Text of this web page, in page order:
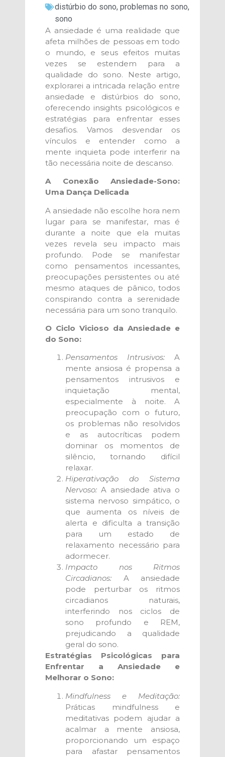
distúrbio do sono, problemas no sono,
sono
A ansiedade é uma realidade que
afeta milhões de pessoas em todo
o mundo, e seus efeitos muitas
vezes se estendem para a
qualidade do sono. Neste artigo,
explorarei a intricada relação entre
ansiedade e distúrbios do sono,
oferecendo insights psicológicos e
estratégias para enfrentar esses
desafios. Vamos desvendar os
vínculos e entender como a
mente inquieta pode interferir na
tão necessária noite de descanso.
A Conexão Ansiedade-Sono:
Uma Dança Delicada
A ansiedade não escolhe hora nem
lugar para se manifestar, mas é
durante a noite que ela muitas
vezes revela seu impacto mais
profundo. Pode se manifestar
como pensamentos incessantes,
preocupações persistentes ou até
mesmo ataques de pânico, todos
conspirando contra a serenidade
necessária para um sono tranquilo.
O Ciclo Vicioso da Ansiedade e
do Sono:
Pensamentos Intrusivos: A
mente ansiosa é propensa a
pensamentos intrusivos e
inquietação mental,
especialmente à noite. A
preocupação com o futuro,
os problemas não resolvidos
e as autocríticas podem
dominar os momentos de
silêncio, tornando difícil
relaxar.
Hiperativação do Sistema
Nervoso: A ansiedade ativa o
sistema nervoso simpático, o
que aumenta os níveis de
alerta e dificulta a transição
para um estado de
relaxamento necessário para
adormecer.
Impacto nos Ritmos
Circadianos: A ansiedade
pode perturbar os ritmos
circadianos naturais,
interferindo nos ciclos de
sono profundo e REM,
prejudicando a qualidade
geral do sono.
Estratégias Psicológicas para
Enfrentar a Ansiedade e
Melhorar o Sono:
Mindfulness e Meditação:
Práticas mindfulness e
meditativas podem ajudar a
acalmar a mente ansiosa,
proporcionando um espaço
para afastar pensamentos